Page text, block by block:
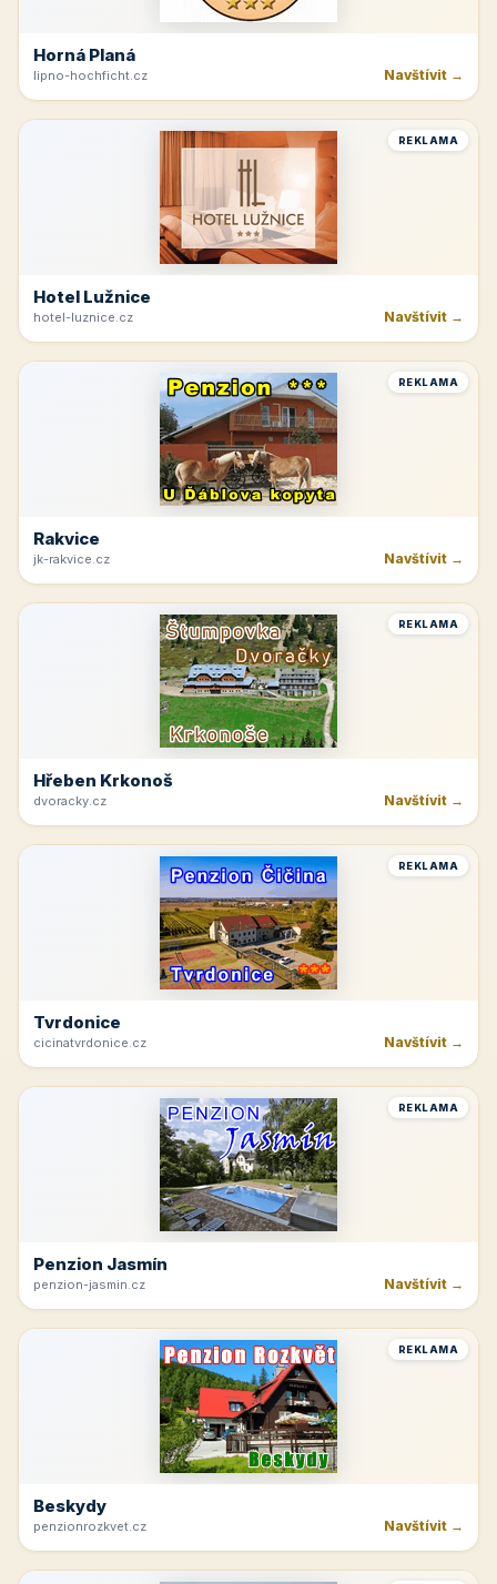
Horná Planá
lipno-hochficht.cz Navštívit →
REKLAMA
Hotel Lužnice
hotel-luznice.cz Navštívit →
REKLAMA
Rakvice
jk-rakvice.cz Navštívit →
REKLAMA
Hřeben Krkonoš
dvoracky.cz Navštívit →
REKLAMA
Tvrdonice
cicinatvrdonice.cz Navštívit →
REKLAMA
Penzion Jasmín
penzion-jasmin.cz Navštívit →
REKLAMA
Beskydy
penzionrozkvet.cz Navštívit →